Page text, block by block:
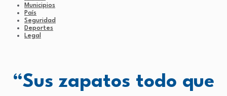
Municipios
País
Seguridad
Deportes
Legal
“Sus zapatos todo que